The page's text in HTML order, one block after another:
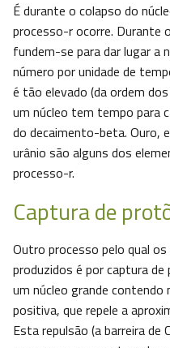
É durante o colapso do
processo-r ocorre. Durante
fundem-se para dar lugar a
número por unidade de
é tão elevado (da ordem
um núcleo tem tempo para
do decaimento-beta. Ouro,
urânio são alguns dos
processo-r.
Captura de
Outro processo pelo qual
produzidos é por captura
um núcleo grande
positiva, que repele a
Esta repulsão (a barreira de